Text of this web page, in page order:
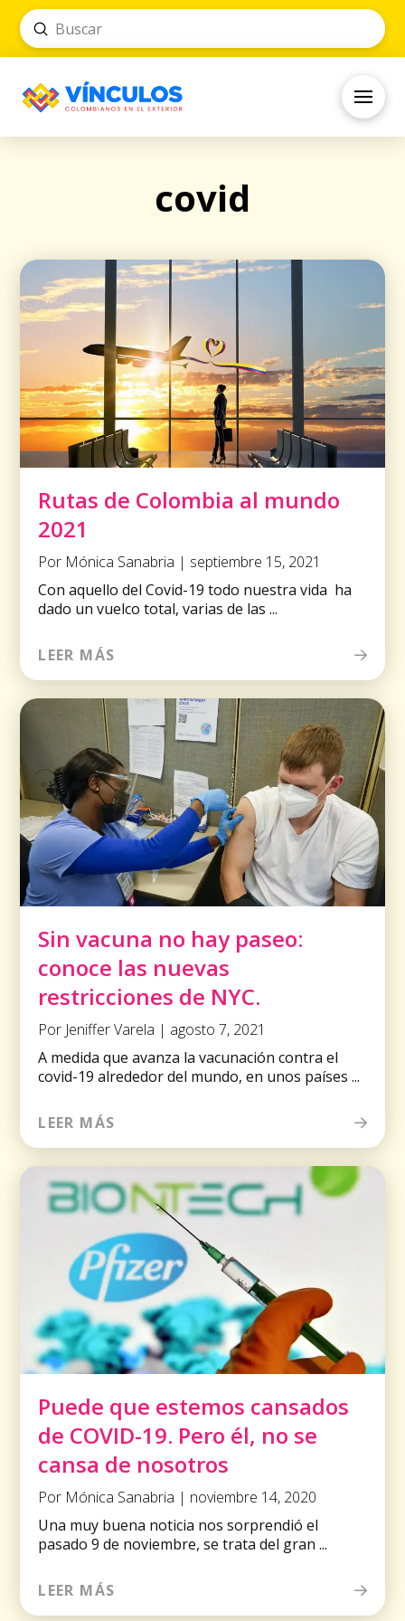
Search
Submit
covid
Rutas de Colombia al mundo
2021
Por Mónica Sanabria | septiembre 15, 2021
Con aquello del Covid-19 todo nuestra vida ha
dado un vuelco total, varias de las ...
LEER MÁS
Sin vacuna no hay paseo:
conoce las nuevas
restricciones de NYC.
Por Jeniffer Varela | agosto 7, 2021
A medida que avanza la vacunación contra el
covid-19 alrededor del mundo, en unos países ...
LEER MÁS
Puede que estemos cansados ​​
de COVID-19. Pero él, no se
cansa de nosotros
Por Mónica Sanabria | noviembre 14, 2020
Una muy buena noticia nos sorprendió el
pasado 9 de noviembre, se trata del gran ...
LEER MÁS